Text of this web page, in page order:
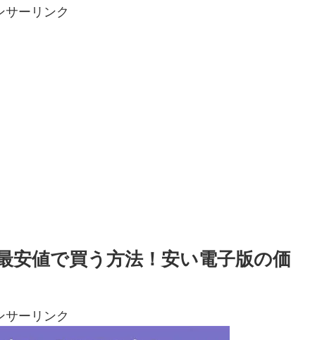
サーリンク
安値で買う方法！安い電子版の価
サーリンク